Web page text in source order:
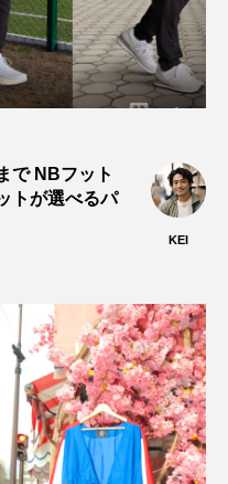
ット
トが選べるパ
KEI